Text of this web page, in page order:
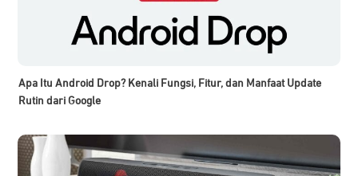
Apa Itu Android Drop? Kenali Fungsi, Fitur, dan Manfaat Update
Rutin dari Google